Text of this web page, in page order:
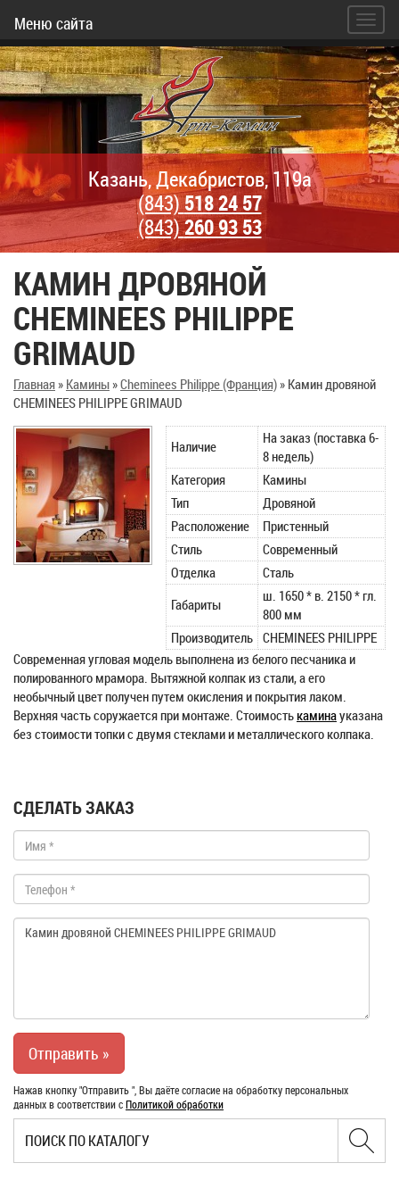
Меню сайта
Казань, Декабристов, 119а
(843)518 24 57
(843)260 93 53
КАМИН ДРОВЯНОЙ
CHEMINEES PHILIPPE
GRIMAUD
Главная» Камины»Cheminees Philippe (Франция)» Камин дровяной
CHEMINEES PHILIPPE GRIMAUD
Наличие
На заказ (поставка 6-
8 недель)
Категория
Камины
Тип
Дровяной
Расположение
Пристенный
Стиль
Современный
Отделка
Сталь
Габариты
ш. 1650 * в. 2150 * гл.
800 мм
Производитель CHEMINEES PHILIPPE
Современная угловая модель выполнена из белого песчаника и
полированного мрамора. Вытяжной колпак из стали, а его
необычный цвет получен путем окисления и покрытия лаком.
Верхняя часть соружается при монтаже. Стоимость каминауказана
без стоимости топки с двумя стеклами и металлического колпака.
СДЕЛАТЬ ЗАКАЗ
Нажав кнопку "Отправить ", Вы даёте согласие на обработку персональных
данных в соответствии сПолитикой обработки